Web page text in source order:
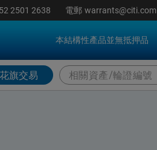
2501 2638 電郵 warrants@citi.com
本結構性產品並無抵押品
旗交易